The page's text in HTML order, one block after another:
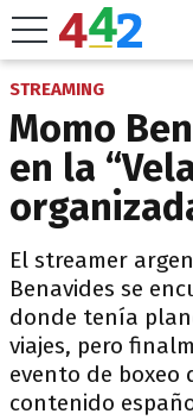
STREAMING
Momo
en la
El streamer
Benavides se
donde tenía
viajes, pero
evento de boxeo
contenido